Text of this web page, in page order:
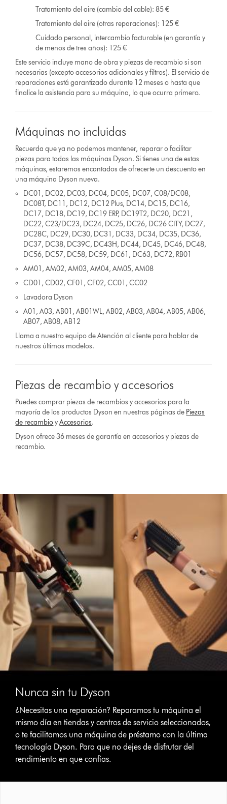
Tratamiento del aire (cambio del cable): 85 €
Tratamiento del aire (otras reparaciones): 125 €
Cuidado personal, intercambio facturable (en garantía y
de menos de tres años): 125 €
Este servicio incluye mano de obra y piezas de recambio si son
necesarias (excepto accesorios adicionales y filtros). El servicio de
reparaciones está garantizado durante 12 meses o hasta que
finalice la asistencia para su máquina, lo que ocurra primero.
Máquinas no incluidas
Recuerda que ya no podemos mantener, reparar o facilitar
piezas para todas las máquinas Dyson. Si tienes una de estas
máquinas, estaremos encantados de ofrecerte un descuento en
una máquina Dyson nueva.
DC01, DC02, DC03, DC04, DC05, DC07, C08/DC08,
DC08T, DC11, DC12, DC12 Plus, DC14, DC15, DC16,
DC17, DC18, DC19, DC19 ERP, DC19T2, DC20, DC21,
DC22, C23/DC23, DC24, DC25, DC26, DC26 CITY, DC27,
DC28C, DC29, DC30, DC31, DC33, DC34, DC35, DC36,
DC37, DC38, DC39C, DC43H, DC44, DC45, DC46, DC48,
DC56, DC57, DC58, DC59, DC61, DC63, DC72, RB01
AM01, AM02, AM03, AM04, AM05, AM08
CD01, CD02, CF01, CF02, CC01, CC02
Lavadora Dyson
A01, A03, AB01, AB01WL, AB02, AB03, AB04, AB05, AB06,
AB07, AB08, AB12
Llama a nuestro equipo de Atención al cliente para hablar de
nuestros últimos modelos.
Piezas de recambio y accesorios
Puedes comprar piezas de recambios y accesorios para la
mayoría de los productos Dyson en nuestras páginas de Piezas
de recambioyAccesorios.
Dyson ofrece 36 meses de garantía en accesorios y piezas de
recambio.
Nunca sin tu Dyson
¿Necesitas una reparación? Reparamos tu máquina el
mismo día en tiendas y centros de servicio seleccionados,
o te facilitamos una máquina de préstamo con la última
tecnología Dyson. Para que no dejes de disfrutar del
rendimiento en que confías.